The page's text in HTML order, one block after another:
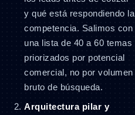
y qué está respondiendo la
competencia. Salimos con
una lista de 40 a 60 temas
priorizados por potencial
comercial, no por volumen
bruto de búsqueda.
Arquitectura pilar y